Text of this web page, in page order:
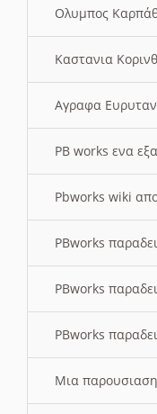
Ολυμπος
Καστανια
Αγραφα
PB works ενα
Pbworks wiki
PBworks
PBworks
PBworks
Μια